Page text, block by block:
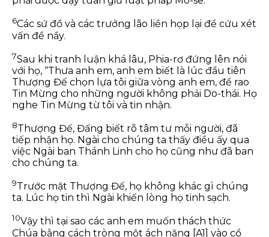
6Các sứ đồ và các trưởng lão liền họp lại để cứu xét
vấn đề nầy.
7Sau khi tranh luận khá lâu, Phia-rơ đứng lên nói
với họ, “Thưa anh em, anh em biết là lúc đầu tiên
Thượng Đế chọn lựa tôi giữa vòng anh em, để rao
Tin Mừng cho những người không phải Do-thái. Họ
nghe Tin Mừng từ tôi và tin nhận.
8Thượng Đế, Đấng biết rõ tâm tư mỗi người, đã
tiếp nhận họ. Ngài cho chúng ta thấy điều ấy qua
việc Ngài ban Thánh Linh cho họ cũng như đã ban
cho chúng ta.
9Trước mặt Thượng Đế, họ không khác gì chúng
ta. Lúc họ tin thì Ngài khiến lòng họ tinh sạch.
10Vậy thì tại sao các anh em muốn thách thức
Chúa bằng cách tròng một ách nặng [A1] vào cổ